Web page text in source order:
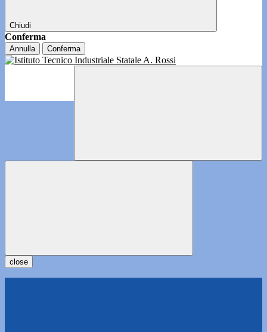
Chiudi
Conferma
Annulla Conferma
close